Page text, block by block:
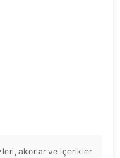
akorlar ve içerikler